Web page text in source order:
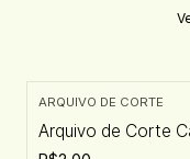
ARQUIVO DE CORTE
Arquivo de Corte